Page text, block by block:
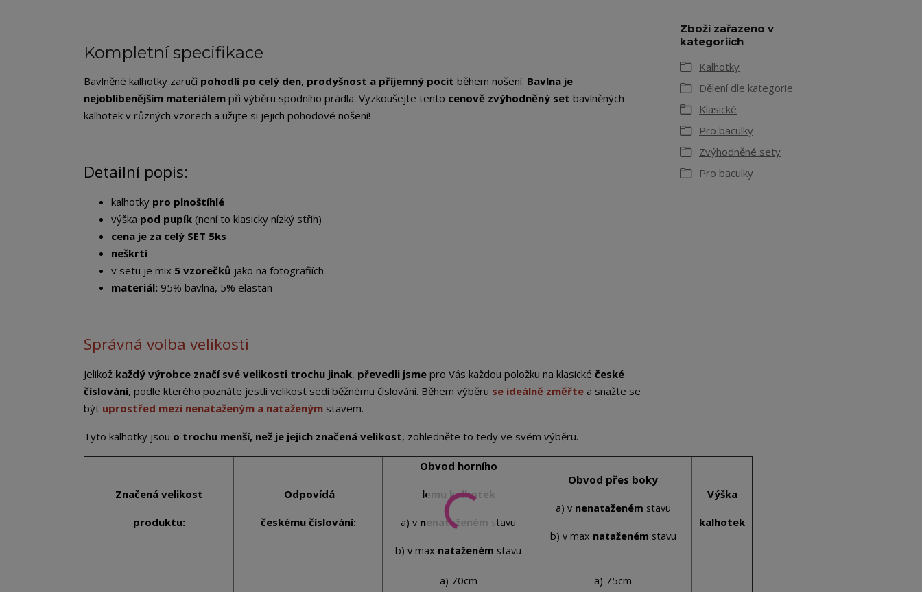
Kompletní specifikace
Bavlněné kalhotky zaručí pohodlí po celý den, prodyšnost a příjemný pocit během nošení. Bavlna je
nejoblíbenějším materiálem při výběru spodního prádla. Vyzkoušejte tento cenově zvýhodněný set bavlněných
kalhotek v různých vzorech a užijte si jejich pohodové nošení!
Detailní popis:
kalhotky pro plnoštíhlé
výška pod pupík (není to klasicky nízký střih)
cena je za celý SET 5ks
neškrtí
v setu je mix 5 vzorečků jako na fotografiích
materiál: 95% bavlna, 5% elastan
Správná volba velikosti
Jelikož každý výrobce značí své velikosti trochu jinak, převedli jsme pro Vás každou položku na klasické české
číslování, podle kterého poznáte jestli velikost sedí běžnému číslování. Během výběru se ideálně změřte a snažte se
být uprostřed mezi nenataženým a nataženým stavem.
Tyto kalhotky jsou o trochu menší, než je jejich značená velikost, zohledněte to tedy ve svém výběru.
Značená velikost
produktu:
Odpovídá
českému číslování:
Obvod horního
lemu kalhotek
a) v nenataženém stavu
b) v max nataženém stavu
Obvod přes boky
a) v nenataženém stavu
b) v max nataženém stavu
Výška
kalhotek
a) 70cm a) 75cm
Zboží zařazeno v
kategoriích
Kalhotky
Dělení dle kategorie
Klasické
Pro baculky
Zvýhodněné sety
Pro baculky